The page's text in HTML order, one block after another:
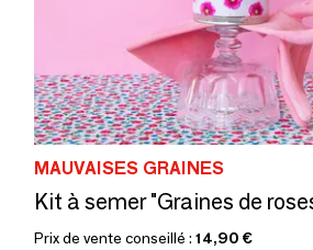
MAUVAISES GRAINES
Prix de vente conseillé : 14,90 €